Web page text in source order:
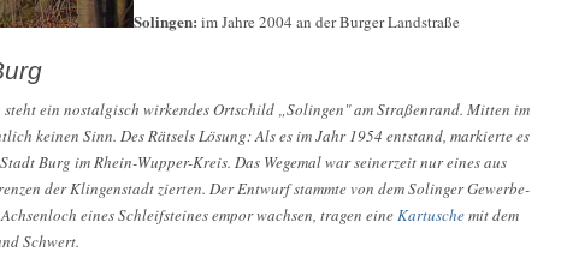
Solingen: im Jahre 2004 an der Burger Landstraße
ein nostalgisch wirkendes Ortschild „Solingen" am Straßenrand. Mitten im
keinen Sinn. Des Rätsels Lösung: Als es im Jahr 1954 entstand, markierte es
Burg im Rhein-Wupper-Kreis. Das Wegemal war seinerzeit nur eines aus
der Klingenstadt zierten. Der Entwurf stammte von dem Solinger Gewerbe-
eines Schleifsteines empor wachsen, tragen eine Kartuschemit dem
Schwert.